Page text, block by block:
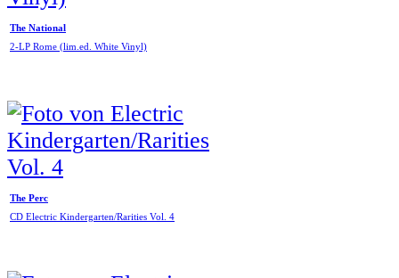
The National
2-LP Rome (lim.ed. White Vinyl)
The Perc
CD Electric Kindergarten/Rarities Vol. 4